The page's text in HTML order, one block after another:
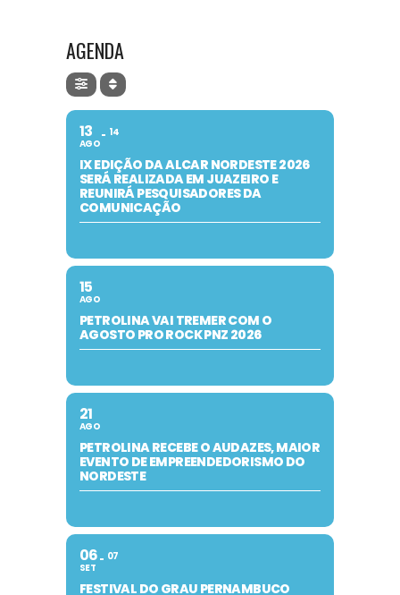
AGENDA
13
AGO
14
IX EDIÇÃO DA ALCAR NORDESTE 2026
SERÁ REALIZADA EM JUAZEIRO E
REUNIRÁ PESQUISADORES DA
COMUNICAÇÃO
15
AGO
PETROLINA VAI TREMER COM O
AGOSTO PRO ROCK PNZ 2026
21
AGO
PETROLINA RECEBE O AUDAZES, MAIOR
EVENTO DE EMPREENDEDORISMO DO
NORDESTE
06
SET
07
FESTIVAL DO GRAU PERNAMBUCO